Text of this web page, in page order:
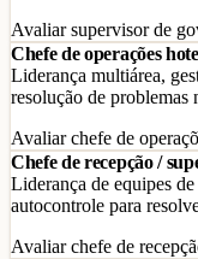
Avaliar supervisor de
Chefe de operações
Liderança multiárea,
resolução de problemas
Avaliar chefe de
Chefe de recepção /
Liderança de equipes
autocontrole para
Avaliar chefe de